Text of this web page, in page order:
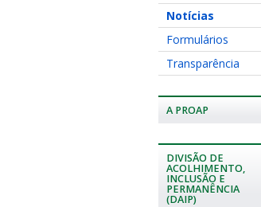
Notícias
Formulários
Transparência
A PROAP
DIVISÃO DE
ACOLHIMENTO,
INCLUSÃO E
PERMANÊNCIA
(DAIP)